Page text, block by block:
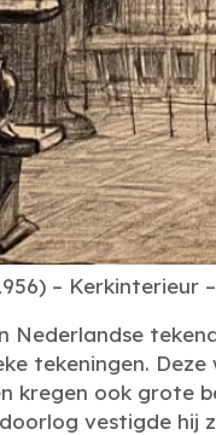
– Kerkinterieur
Nederlandse
tekeningen.
kregen ook grote
vestigde hij